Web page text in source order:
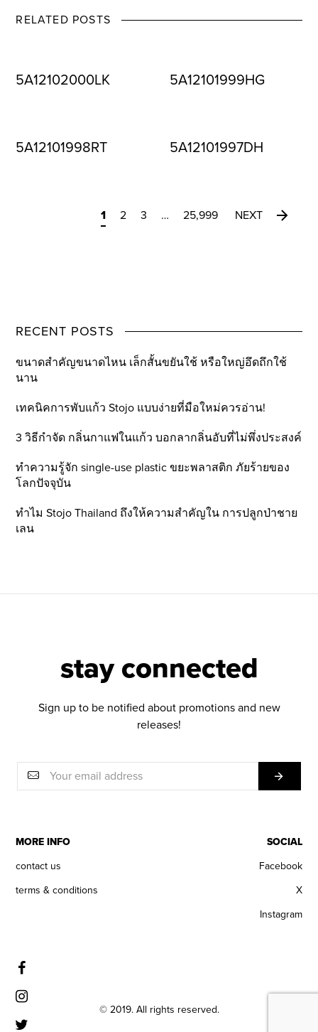
RELATED POSTS
5A12102000LK 5A12101999HG
5A12101998RT 5A12101997DH
1 2 3 … 25,999 NEXT
RECENT POSTS
ขนาดสำคัญขนาดไหน เล็กสั้นขยันใช้ หรือใหญ่อึดถึกใช้
นาน
เทคนิคการพับแก้ว Stojo แบบง่ายที่มือใหม่ควรอ่าน!
3 วิธีกำจัด กลิ่นกาแฟในแก้ว บอกลากลิ่นอับที่ไม่พึ่งประสงค์
ทำความรู้จัก single-use plastic ขยะพลาสติก ภัยร้ายของ
โลกปัจจุบัน
ทำไม Stojo Thailand ถึงให้ความสำคัญใน การปลูกป่าชาย
เลน
stay connected
Sign up to be notified about promotions and new
releases!
MORE INFO
contact us
terms & conditions
SOCIAL
Facebook
X
Instagram
© 2019. All rights reserved.